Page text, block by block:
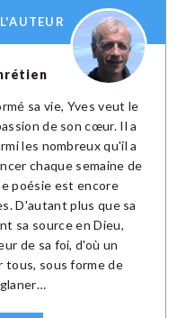
sa vie, Yves veut le
de son cœur. Il a
les nombreux qu'il a
chaque semaine de
poésie est encore
D'autant plus que sa
sa source en Dieu,
de sa foi, d'où un
tous, sous forme de